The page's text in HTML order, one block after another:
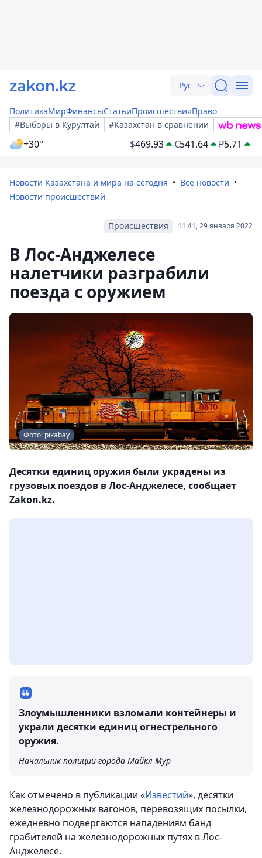
Рус
ПолитикаМирФинансыСтатьиПроисшествияПраво
#Выборы в Курултай
#Казахстан в сравнении
+30° $469.93 €541.64 ₽5.71
Новости Казахстана и мира на сегодня
Все новости
Новости происшествий
11:41, 29 января 2022
Происшествия
В Лос-Анджелесе
налетчики разграбили
поезда с оружием
Фото: pixabay
Десятки единиц оружия были украдены из
грузовых поездов в Лос-Анджелесе, сообщает
Zakon.kz.
Злоумышленники взломали контейнеры и
украли десятки единиц огнестрельного
оружия.
Начальник полиции города Майкл Мур
Как отмечено в публикации «Известий», десятки
железнодорожных вагонов, перевозящих посылки,
ежедневно подвергаются нападениям банд
грабителей на железнодорожных путях в Лос-
Анджелесе.